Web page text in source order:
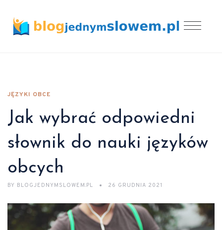
JĘZYKI OBCE
Jak wybrać odpowiedni
słownik do nauki języków
obcych
BY BLOGJEDNYMSLOWEM.PL 26 GRUDNIA 2021